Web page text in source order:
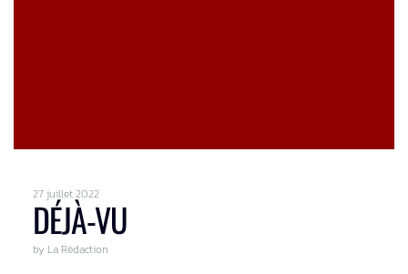
27 juillet 2022
DÉJÀ-VU
by La Rédaction